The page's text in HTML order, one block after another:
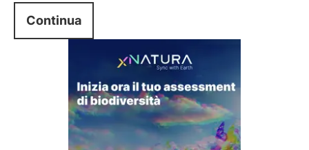
Continua